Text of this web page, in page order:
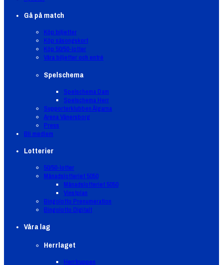
Gå på match
Köp biljetter
Köp säsongskort
Köp 50/50-lotter
Våra biljetter och entré
Spelschema
Spelschema Dam
Spelschema Herr
Supporterklubben Älgarna
Arena Vänersborg
Press
Bli medlem
Lotterier
50/50-lotter
Månadslotteriet 5050
Månadslotteriet 5050
Vinstplan
Bingolotto Prenumeration
Bingolotto Digitalt
Våra lag
Herrlaget
Herrtruppen